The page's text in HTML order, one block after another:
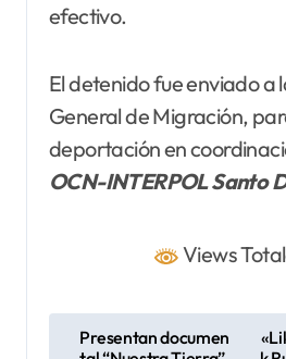
efectivo.
El detenido fue enviado a
General de Migración,
deportación en
OCN-INTERPOL Santo
Views
Presentan documen